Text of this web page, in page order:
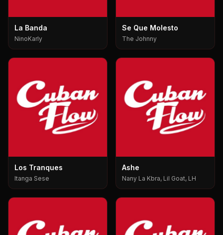
La Banda
NinoKarly
Se Que Molesto
The Johnny
Los Tranques
Itanga Sese
Ashe
Nany La Kbra, Lil Goat, LH